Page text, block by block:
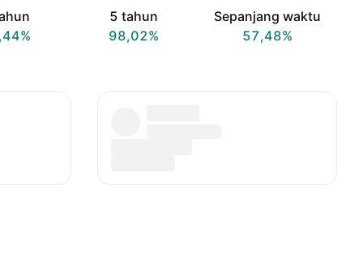
5 tahun
98,02%
Sepanjang waktu
57,48%